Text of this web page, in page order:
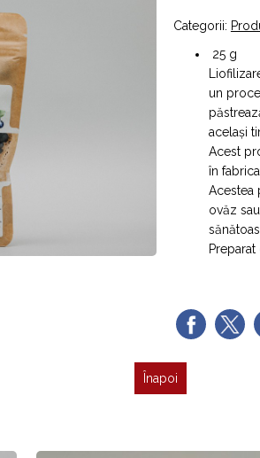
Categorii:
25 g
un
același
Acest
în
Acestea
ovăz
Înapoi